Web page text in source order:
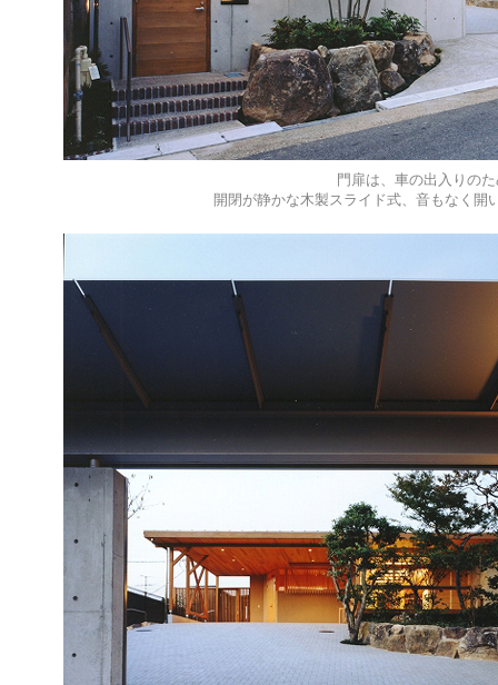
門扉は、車の出入りの
開閉が静かな木製スライド式、音もなく